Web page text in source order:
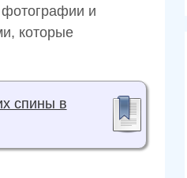
фотографии и
которые
спины в